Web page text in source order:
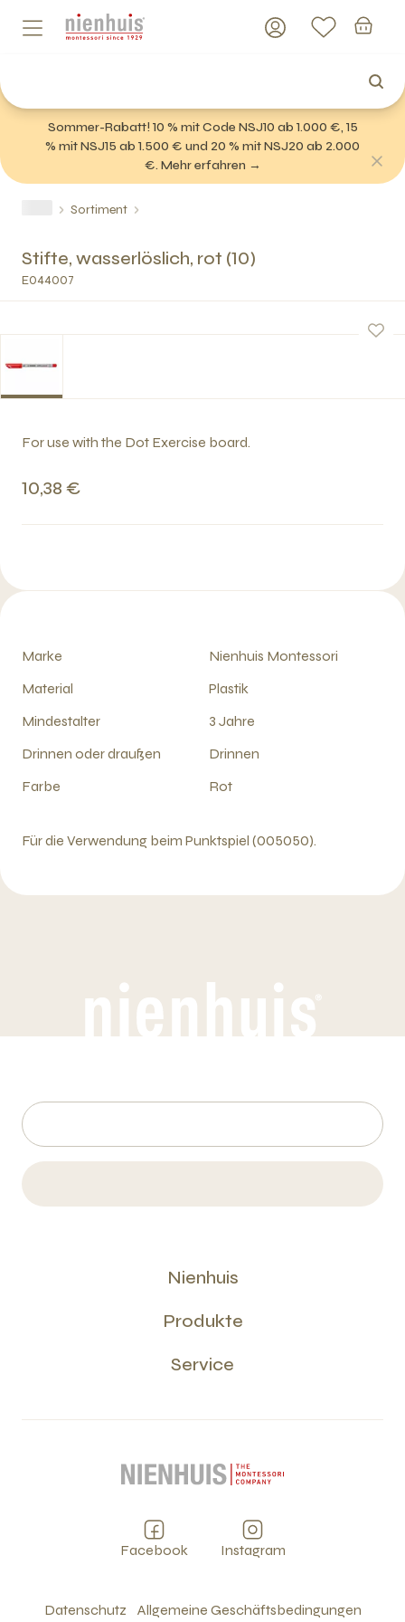
Sommer-Rabatt! 10 % mit Code NSJ10 ab 1.000 €, 15
% mit NSJ15 ab 1.500 € und 20 % mit NSJ20 ab 2.000
€. Mehr erfahren →
Sortiment
Stifte, wasserlöslich, rot (10)
E044007
For use with the Dot Exercise board.
10,38 €
Marke
Nienhuis Montessori
Material
Plastik
Mindestalter
3 Jahre
Drinnen oder draußen
Drinnen
Farbe
Rot
Für die Verwendung beim Punktspiel (005050).
Nienhuis
Produkte
Service
Facebook Instagram
Datenschutz Allgemeine Geschäftsbedingungen